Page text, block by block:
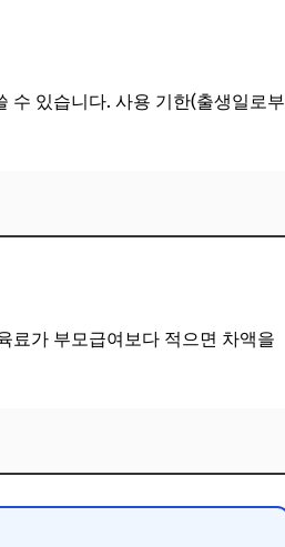
수 있습니다. 사용 기한(출생일로부
료가 부모급여보다 적으면 차액을